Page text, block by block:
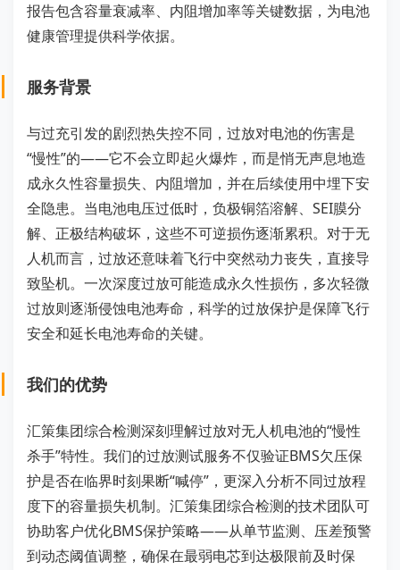
报告包含容量衰减率、内阻增加率等关键数据，为电池
健康管理提供科学依据。
服务背景
与过充引发的剧烈热失控不同，过放对电池的伤害是
“慢性”的——它不会立即起火爆炸，而是悄无声息地造
成永久性容量损失、内阻增加，并在后续使用中埋下安
全隐患。当电池电压过低时，负极铜箔溶解、SEI膜分
解、正极结构破坏，这些不可逆损伤逐渐累积。对于无
人机而言，过放还意味着飞行中突然动力丧失，直接导
致坠机。一次深度过放可能造成永久性损伤，多次轻微
过放则逐渐侵蚀电池寿命，科学的过放保护是保障飞行
安全和延长电池寿命的关键。
我们的优势
汇策集团综合检测深刻理解过放对无人机电池的“慢性
杀手”特性。我们的过放测试服务不仅验证BMS欠压保
护是否在临界时刻果断“喊停”，更深入分析不同过放程
度下的容量损失机制。汇策集团综合检测的技术团队可
协助客户优化BMS保护策略——从单节监测、压差预警
到动态阈值调整，确保在最弱电芯到达极限前及时保